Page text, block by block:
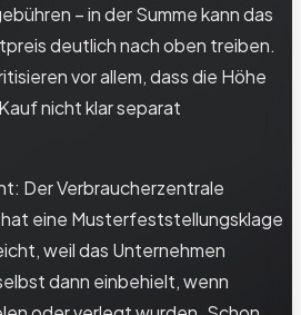
– in der Summe kann das
deutlich nach oben treiben.
vor allem, dass die Höhe
nicht klar separat
Der Verbraucherzentrale
eine Musterfeststellungsklage
weil das Unternehmen
dann einbehielt, wenn